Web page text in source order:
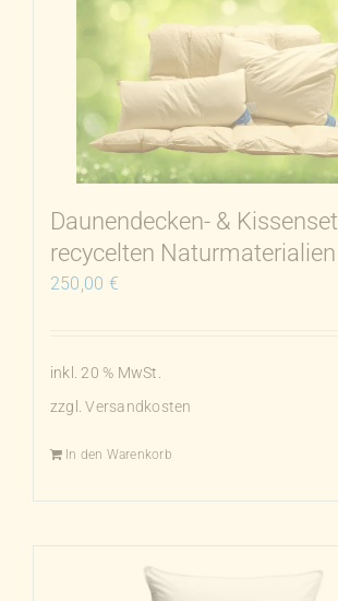
Optionen
können
gewählt
werden
Daunendecken- & Kissenset
recycelten Naturmaterialien
250,00 €
inkl. 20 % MwSt.
zzgl.Versandkosten
In den Warenkorb